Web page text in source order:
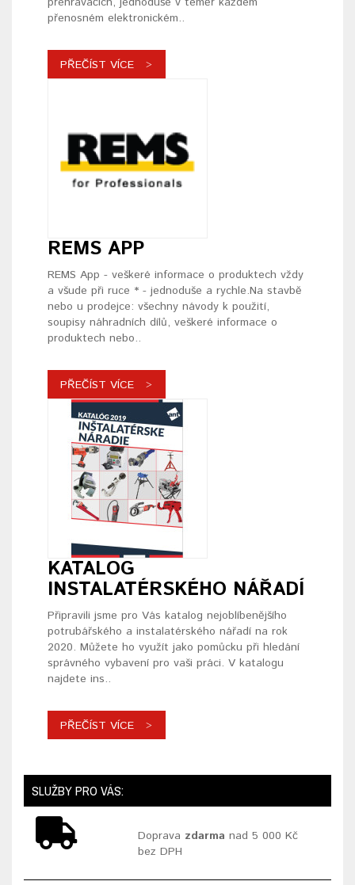
přenosném elektronickém..
PŘEČÍST VÍCE
REMS APP
REMS App - veškeré informace o produktech vždy
a všude při ruce * - jednoduše a rychle.Na stavbě
nebo u prodejce: všechny návody k použití,
soupisy náhradních dílů, veškeré informace o
produktech nebo..
PŘEČÍST VÍCE
KATALOG
INSTALATÉRSKÉHO NÁŘADÍ
Připravili jsme pro Vás katalog nejoblíbenějšího
potrubářského a instalatérského nářadí na rok
2020. Můžete ho využít jako pomůcku při hledání
správného vybavení pro vaši práci. V katalogu
najdete ins..
PŘEČÍST VÍCE
SLUŽBY PRO VÁS:
Doprava zdarma nad 5 000 Kč
bez DPH